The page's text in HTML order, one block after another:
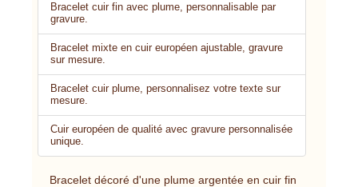
Bracelet cuir fin avec plume, personnalisable par
gravure.
Bracelet mixte en cuir européen ajustable, gravure
sur mesure.
Bracelet cuir plume, personnalisez votre texte sur
mesure.
Cuir européen de qualité avec gravure personnalisée
unique.
Bracelet décoré d'une plume argentée en cuir fin